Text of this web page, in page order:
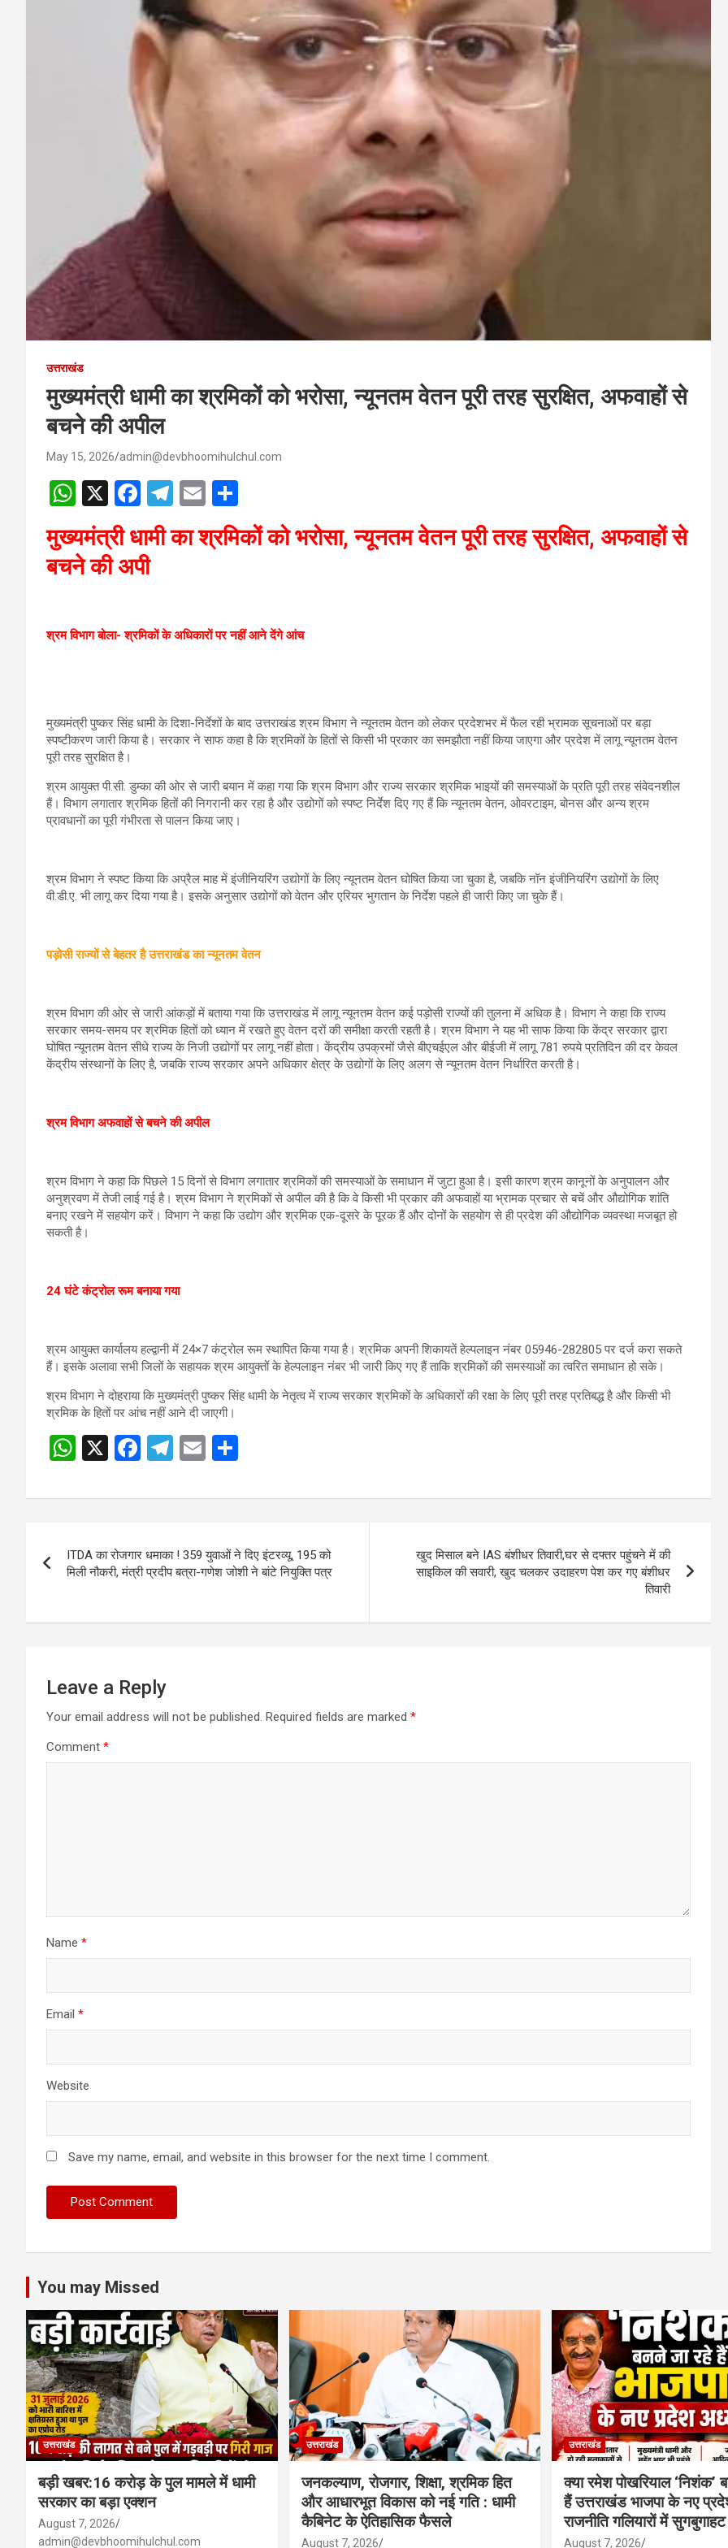
उत्तराखंड
मुख्यमंत्री धामी का श्रमिकों को भरोसा, न्यूनतम वेतन पूरी तरह सुरक्षित, अफवाहों से
बचने की अपील
May 15, 2026 admin@devbhoomihulchul.com
W
at
s
p
p
X
F
ce
b
o
k
T
e
m
E
m
ail ar
मुख्यमंत्री धामी का श्रमिकों को भरोसा, न्यूनतम वेतन पूरी तरह सुरक्षित, अफवाहों से
बचने की अपी
श्रम विभाग बोला- श्रमिकों के अधिकारों पर नहीं आने देंगे आंच
मुख्यमंत्री पुष्कर सिंह धामी के दिशा-निर्देशों के बाद उत्तराखंड श्रम विभाग ने न्यूनतम वेतन को लेकर प्रदेशभर में फैल रही भ्रामक सूचनाओं पर बड़ा
स्पष्टीकरण जारी किया है। सरकार ने साफ कहा है कि श्रमिकों के हितों से किसी भी प्रकार का समझौता नहीं किया जाएगा और प्रदेश में लागू न्यूनतम वेतन
पूरी तरह सुरक्षित है।
श्रम आयुक्त पी.सी. डुम्का की ओर से जारी बयान में कहा गया कि श्रम विभाग और राज्य सरकार श्रमिक भाइयों की समस्याओं के प्रति पूरी तरह संवेदनशील
हैं। विभाग लगातार श्रमिक हितों की निगरानी कर रहा है और उद्योगों को स्पष्ट निर्देश दिए गए हैं कि न्यूनतम वेतन, ओवरटाइम, बोनस और अन्य श्रम
प्रावधानों का पूरी गंभीरता से पालन किया जाए।
श्रम विभाग ने स्पष्ट किया कि अप्रैल माह में इंजीनियरिंग उद्योगों के लिए न्यूनतम वेतन घोषित किया जा चुका है, जबकि नॉन इंजीनियरिंग उद्योगों के लिए
वी.डी.ए. भी लागू कर दिया गया है। इसके अनुसार उद्योगों को वेतन और एरियर भुगतान के निर्देश पहले ही जारी किए जा चुके हैं।
पड़ोसी राज्यों से बेहतर है उत्तराखंड का न्यूनतम वेतन
श्रम विभाग की ओर से जारी आंकड़ों में बताया गया कि उत्तराखंड में लागू न्यूनतम वेतन कई पड़ोसी राज्यों की तुलना में अधिक है। विभाग ने कहा कि राज्य
सरकार समय-समय पर श्रमिक हितों को ध्यान में रखते हुए वेतन दरों की समीक्षा करती रहती है। श्रम विभाग ने यह भी साफ किया कि केंद्र सरकार द्वारा
घोषित न्यूनतम वेतन सीधे राज्य के निजी उद्योगों पर लागू नहीं होता। केंद्रीय उपक्रमों जैसे बीएचईएल और बीईजी में लागू 781 रुपये प्रतिदिन की दर केवल
केंद्रीय संस्थानों के लिए है, जबकि राज्य सरकार अपने अधिकार क्षेत्र के उद्योगों के लिए अलग से न्यूनतम वेतन निर्धारित करती है।
श्रम विभाग अफवाहों से बचने की अपील
श्रम विभाग ने कहा कि पिछले 15 दिनों से विभाग लगातार श्रमिकों की समस्याओं के समाधान में जुटा हुआ है। इसी कारण श्रम कानूनों के अनुपालन और
अनुश्रवण में तेजी लाई गई है। श्रम विभाग ने श्रमिकों से अपील की है कि वे किसी भी प्रकार की अफवाहों या भ्रामक प्रचार से बचें और औद्योगिक शांति
बनाए रखने में सहयोग करें। विभाग ने कहा कि उद्योग और श्रमिक एक-दूसरे के पूरक हैं और दोनों के सहयोग से ही प्रदेश की औद्योगिक व्यवस्था मजबूत हो
सकती है।
24 घंटे कंट्रोल रूम बनाया गया
श्रम आयुक्त कार्यालय हल्द्वानी में 24×7 कंट्रोल रूम स्थापित किया गया है। श्रमिक अपनी शिकायतें हेल्पलाइन नंबर 05946-282805 पर दर्ज करा सकते
हैं। इसके अलावा सभी जिलों के सहायक श्रम आयुक्तों के हेल्पलाइन नंबर भी जारी किए गए हैं ताकि श्रमिकों की समस्याओं का त्वरित समाधान हो सके।
श्रम विभाग ने दोहराया कि मुख्यमंत्री पुष्कर सिंह धामी के नेतृत्व में राज्य सरकार श्रमिकों के अधिकारों की रक्षा के लिए पूरी तरह प्रतिबद्ध है और किसी भी
श्रमिक के हितों पर आंच नहीं आने दी जाएगी।
Post
W
at
A
p
X
F
ce
o
o
T
e
a
m
E
ail ar
navigation
ITDA का रोजगार धमाका ! 359 युवाओं ने दिए इंटरव्यू, 195 को
मिली नौकरी, मंत्री प्रदीप बत्रा-गणेश जोशी ने बांटे नियुक्ति पत्र
खुद मिसाल बने IAS बंशीधर तिवारी,घर से दफ्तर पहुंचने में की
साइकिल की सवारी, खुद चलकर उदाहरण पेश कर गए बंशीधर
तिवारी
Leave a Reply
Your email address will not be published. Required fields are marked *
Comment *
Name *
Email *
Website
Save my name, email, and website in this browser for the next time I comment.
You may Missed
उत्तराखंड
बड़ी खबर:16 करोड़ के पुल मामले में धामी
सरकार का बड़ा एक्शन
August 7, 2026
admin@devbhoomihulchul.com
उत्तराखंड
जनकल्याण, रोजगार, शिक्षा, श्रमिक हित
और आधारभूत विकास को नई गति : धामी
कैबिनेट के ऐतिहासिक फैसले
August 7, 2026
उत्तराखंड
क्या रमेश पोखरियाल ‘निशंक’
हैं उत्तराखंड भाजपा के नए
राजनीति गलियारों में सुगबुगाहट
August 7, 2026